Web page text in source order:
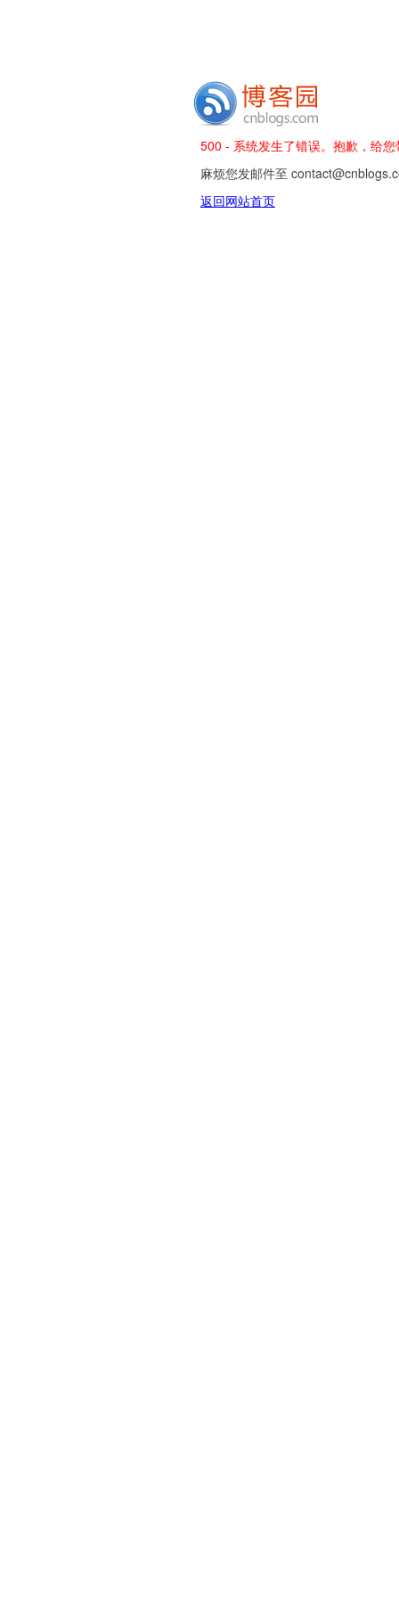
500 - 系统发生了错误。抱歉，给
麻烦您发邮件至
返回网站首页